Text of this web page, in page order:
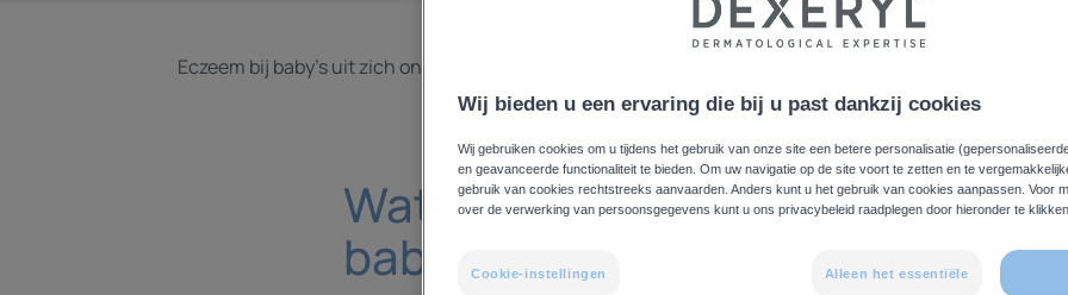
Eczeem bij baby's uit zich onder de vorm van jeuk en roodheid. Hoe kunt u de symptomen herkennen
Wat zijn de symptomen van
baby's?
Wij bieden u een ervaring die bij u past dankzij cookies
Wij gebruiken cookies om u tijdens het gebruik van onze site een betere personalisatie
en geavanceerde functionaliteit te bieden. Om uw navigatie op de site voort te zetten en te
gebruik van cookies rechtstreeks aanvaarden. Anders kunt u het gebruik van cookies aanpassen. Voor
over de verwerking van persoonsgegevens kunt u ons privacybeleid raadplegen door hieronder te
Cookie-instellingen Alleen het essentiële